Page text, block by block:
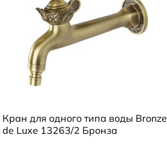
Кран для одного типа воды Bronze
de Luxe 13263/2 Бронза